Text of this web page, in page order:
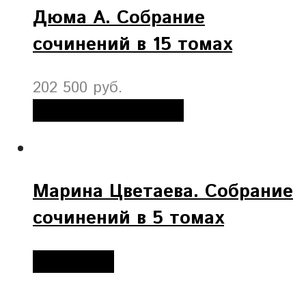
Дюма А. Собрание
сочинений в 15 томах
202 500 руб.
Марина Цветаева. Собрание
сочинений в 5 томах